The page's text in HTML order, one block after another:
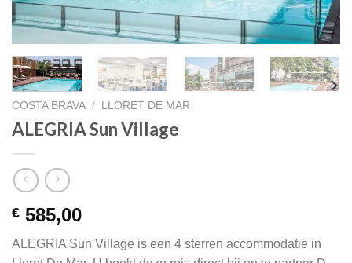
COSTA BRAVA / LLORET DE MAR
ALEGRIA Sun Village
€ 585,00
ALEGRIA Sun Village is een 4 sterren accommodatie in